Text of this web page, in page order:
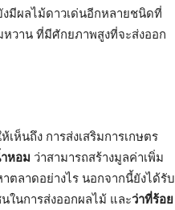
มีผลไม้ดาวเด่นอีกหลายชนิดที่
วาน ที่มีศักยภาพสูงที่จะส่งออก
ห็นถึง การส่งเสริมการเกษตร
หอม ว่าสามารถสร้างมูลค่าเพิ่ม
ตลาดอย่างไร นอกจากนี้ยังได้รับ
ในการส่งออกผลไม้ และว่าที่ร้อย